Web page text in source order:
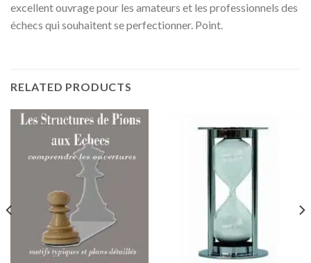
excellent ouvrage pour les amateurs et les professionnels des
échecs qui souhaitent se perfectionner. Point.
RELATED PRODUCTS